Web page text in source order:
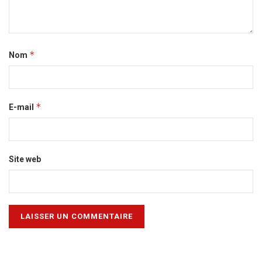
Nom *
E-mail *
Site web